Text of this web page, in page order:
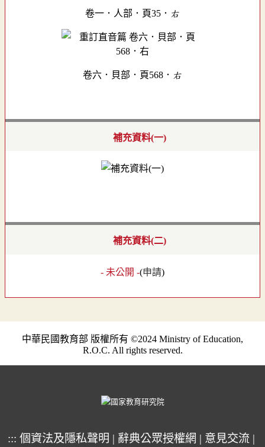
卷一．人部．頁35．右
卷六．貝部．頁568．右
補充資料(一)
補充資料(二)
- 未公開 -(申請)
中華民國教育部 版權所有 ©2024 Ministry of Education,
R.O.C. All rights reserved.
::: 個資法及隱私聲明 | 辭典公眾授權網 | 意見交流 |